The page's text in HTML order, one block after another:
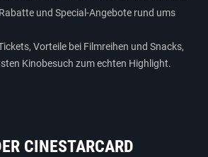
und Special-Angebote rund ums
Vorteile bei Filmreihen und Snacks,
Kinobesuch zum echten Highlight.
CINESTARCARD